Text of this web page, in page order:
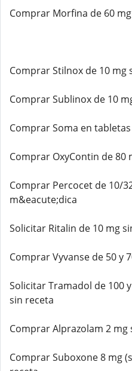
Comprar Morfina de 60
Comprar Stilnox de 10 mg
Comprar Sublinox de 10
Comprar Soma en
Comprar OxyContin de 80
Comprar Percocet de 10/
m&eacute;dica
Solicitar Ritalin de 10 mg
Comprar Vyvanse de 50 y
Solicitar Tramadol de 100
sin receta
Comprar Alprazolam 2 mg
Comprar Suboxone 8 mg